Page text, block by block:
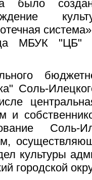
было
МБУК "ЦБ"
Соль-
и
Соль-
культуры
городской